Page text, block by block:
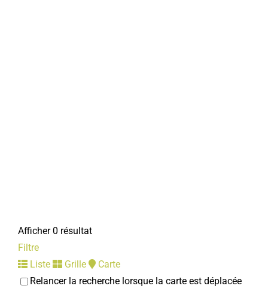
Afficher 0 résultat
Filtre
Liste
Grille
Carte
Relancer la recherche lorsque la carte est déplacée